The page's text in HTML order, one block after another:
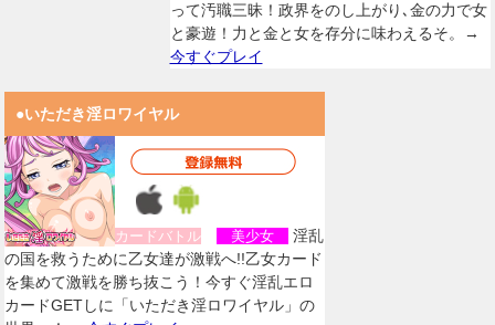
って汚職三昧！政界をのし上がり､金の力で女
と豪遊！力と金と女を存分に味わえるそ。→
今すぐプレイ
●いただき淫ロワイヤル
カードバトル 美少女
淫乱
の国を救うために乙女達が激戦へ!!乙女カード
を集めて激戦を勝ち抜こう！今すぐ淫乱エロ
カードGETしに「いただき淫ロワイヤル」の